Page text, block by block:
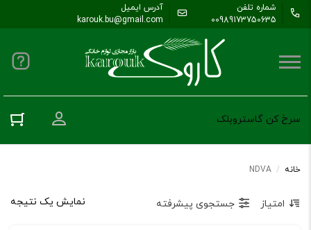
شماره تلفن
00989173750635
آدرس ایمیل
karouk.bu@gmail.com
سرخ کن گاستروبلک ورود به
خانه /
NDVA
نمایش یک نتیجه امتیاز جستجوی پیشرفته